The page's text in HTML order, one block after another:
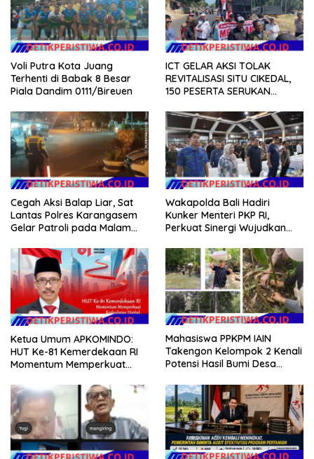
Voli Putra Kota Juang
Terhenti di Babak 8 Besar
Piala Dandim 0111/Bireuen
ICT GELAR AKSI TOLAK
REVITALISASI SITU CIKEDAL,
150 PESERTA SERUKAN
Cegah Aksi Balap Liar, Sat
Lantas Polres Karangasem
Gelar Patroli pada Malam
Wakapolda Bali Hadiri
Kunker Menteri PKP RI,
Perkuat Sinergi Wujudkan
Masyarakat
Ketua Umum APKOMINDO:
HUT Ke-81 Kemerdekaan RI
Momentum Memperkuat
Teknologi, dan Kepastian
Hukum Menuju Indonesia
Emas 2045
Mahasiswa PPKPM IAIN
Takengon Kelompok 2 Kenali
Potensi Hasil Bumi Desa